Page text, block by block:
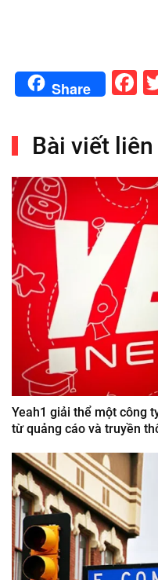
Share
Bài viết liên
Yeah1 giải thể một công
từ quảng cáo và truyền